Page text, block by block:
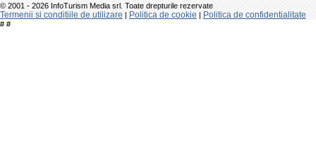
© 2001 - 2026 InfoTurism Media srl. Toate drepturile rezervate
Termenii si conditiile de utilizare | Politica de cookie | Politica de confidentialitate
# #